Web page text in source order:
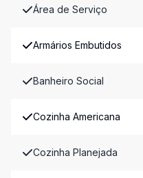
Área de Serviço
Armários Embutidos
Banheiro Social
Cozinha Americana
Cozinha Planejada